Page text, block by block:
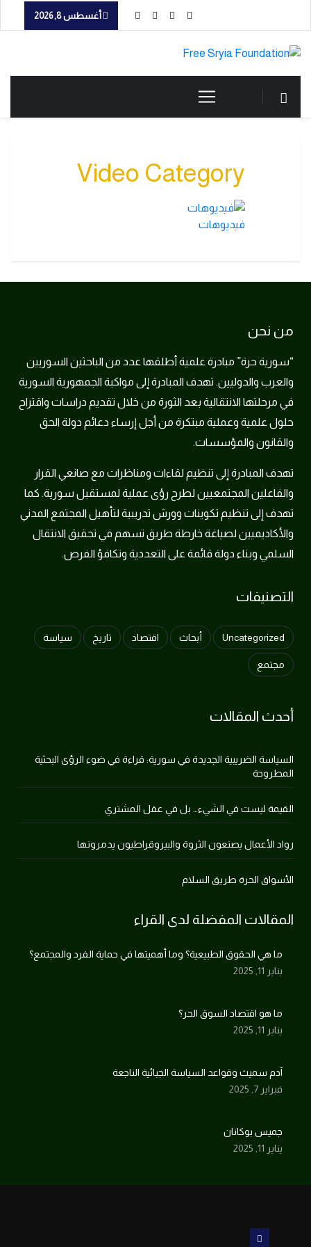
أغسطس 8, 2026
Video Category
فيديوهات
من نحن
“سورية حرة” مبادرة علمية أطلقها عدد من الباحثين السوريين
والعرب والدوليين. تهدف المبادرة إلى مواكبة الجمهورية السورية
في مرحلتها الانتقالية بعد الثورة من خلال تقديم دراسات واقتراح
حلول علمية وعملية مبتكرة من أجل إرساء دعائم دولة الحق
والقانون والمؤسسات.
تهدف المبادرة إلى تنظيم لقاءات ومناظرات مع صانعي القرار
والفاعلين المجتمعيين لطرح رؤى عملية لمستقبل سورية. كما
تهدف إلى تنظيم تكوينات وورش تدريبية لتأهيل المجتمع المدني
والأكاديميين لصياغة خارطة طريق تسهم في تحقيق الانتقال
السلمي وبناء دولة قائمة على التعددية وتكافؤ الفرص.
التصنيفات
Uncategorized أبحاث اقتصاد تاريخ سياسة
مجتمع
أحدث المقالات
السياسة الضريبية الجديدة في سورية: قراءة في ضوء الرؤى البحثية
المطروحة
القيمة ليست في الشيء… بل في عقل المشتري
رواد الأعمال يصنعون الثروة والبيروقراطيون يدمرونها
الأسواق الحرة طريق السلام
المقالات المفضلة لدى القراء
ما هي الحقوق الطبيعية؟ وما أهميتها في حماية الفرد والمجتمع؟
يناير 11, 2025
ما هو اقتصاد السوق الحر؟
يناير 11, 2025
آدم سميث وقواعد السياسة الجبائية الناجعة
فبراير 7, 2025
جميس بوكانان
يناير 11, 2025